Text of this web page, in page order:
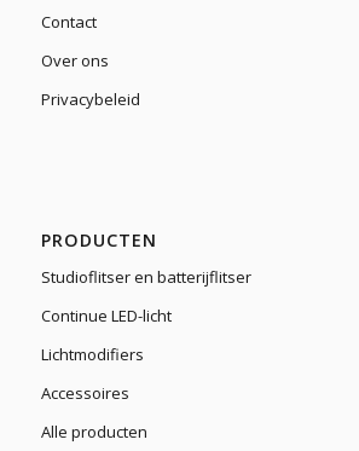
Contact
Over ons
Privacybeleid
PRODUCTEN
Studioflitser en batterijflitser
Continue LED-licht
Lichtmodifiers
Accessoires
Alle producten